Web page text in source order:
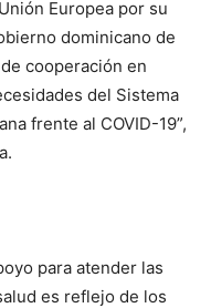
Europea por su
dominicano de
cooperación en
del Sistema
frente al COVID-19”,
para atender las
es reflejo de los